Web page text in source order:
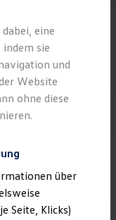
eine
sie
und
Website
ohne diese
über
Seite, Klicks)